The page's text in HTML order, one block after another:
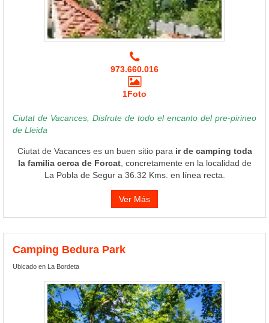
973.660.016
1Foto
Ciutat de Vacances, Disfrute de todo el encanto del pre-pirineo
de Lleida
Ciutat de Vacances es un buen sitio para ir de camping toda
la familia cerca de Forcat, concretamente en la localidad de
La Pobla de Segur a 36.32 Kms. en línea recta.
Ver Más
Camping Bedura Park
Ubicado en La Bordeta